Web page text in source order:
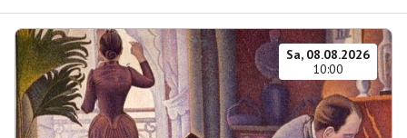
Sa, 08.08.2026
10:00